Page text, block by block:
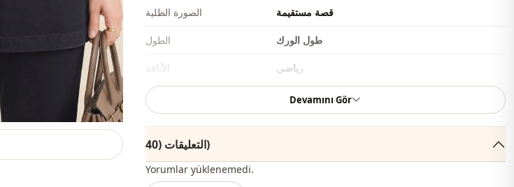
الصورة الظلية قصة مستقيمة
الطول طول الورك
الأناقة رياضي
نوع النسيج منسوج
السماكة متوسط
اكسسوارات
التفاصيل
Devamını Gör
التعليقات (40)
Yorumlar yüklenemedi.